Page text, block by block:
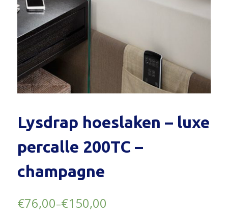
Lysdrap hoeslaken – luxe
percalle 200TC –
champagne
€76,00–€150,00